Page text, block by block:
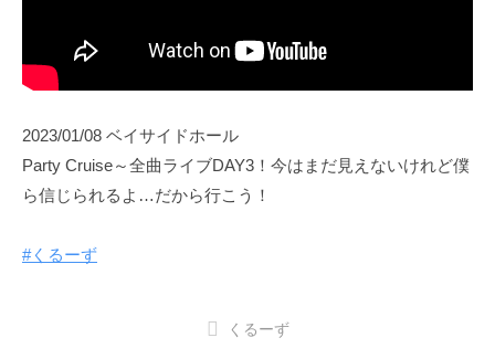
2023/01/08 ベイサイドホール
Party Cruise～全曲ライブDAY3！今はまだ見えないけれど僕
ら信じられるよ…だから行こう！
#くるーず
くるーず